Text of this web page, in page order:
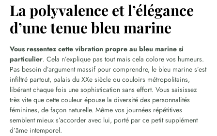
La polyvalence et l’élégance
d’une tenue bleu marine
Vous ressentez cette vibration propre au bleu marine si
particulier. Cela n’explique pas tout mais cela colore vos humeurs.
Pas besoin d’argument massif pour comprendre, le bleu marine s’est
infiltré partout, palais du XXe siècle ou couloirs métropolitains,
libérant chaque fois une sophistication sans effort. Vous saisissez
très vite que cette couleur épouse la diversité des personnalités
féminines, de façon naturelle. Même vos journées répétitives
semblent mieux s’accorder avec lui, porté par ce petit supplément
d’âme intemporel.